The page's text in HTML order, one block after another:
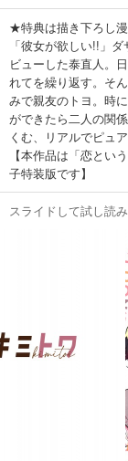
★特典は描き下ろし
「彼女が欲しい!!」
ビューした泰直人。
れてを繰り返す。そ
みで親友のトヨ。時
ができたら二人の関
くむ、リアルでピュ
【本作品は「恋とい
子特装版です】
スライドして試し読み